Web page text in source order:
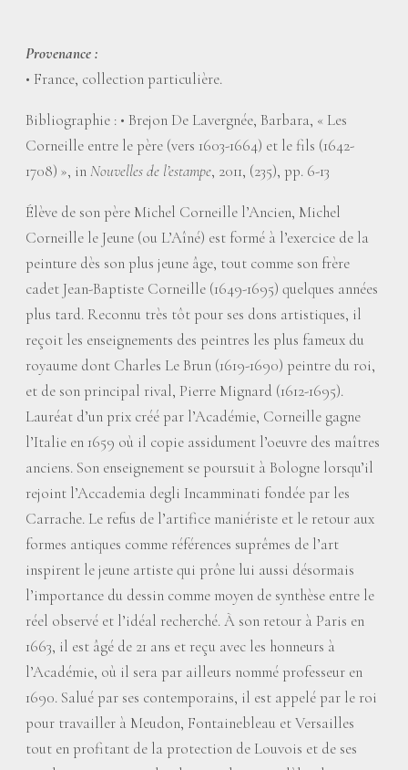
Provenance :
• France, collection particulière.
Bibliographie : • Brejon De Lavergnée, Barbara, « Les
Corneille entre le père (vers 1603-1664) et le fils (1642-
1708) », inNouvelles de l’estampe, 2011, (235), pp. 6-13
Élève de son père Michel Corneille l’Ancien, Michel
Corneille le Jeune (ou L’Aîné) est formé à l’exercice de la
peinture dès son plus jeune âge, tout comme son frère
cadet Jean-Baptiste Corneille (1649-1695) quelques années
plus tard. Reconnu très tôt pour ses dons artistiques, il
reçoit les enseignements des peintres les plus fameux du
royaume dont Charles Le Brun (1619-1690) peintre du roi,
et de son principal rival, Pierre Mignard (1612-1695).
Lauréat d’un prix créé par l’Académie, Corneille gagne
l’Italie en 1659 où il copie assidument l’oeuvre des maîtres
anciens. Son enseignement se poursuit à Bologne lorsqu’il
rejoint l’Accademia degli Incamminati fondée par les
Carrache. Le refus de l’artifice maniériste et le retour aux
formes antiques comme références suprêmes de l’art
inspirent le jeune artiste qui prône lui aussi désormais
l’importance du dessin comme moyen de synthèse entre le
réel observé et l’idéal recherché. À son retour à Paris en
1663, il est âgé de 21 ans et reçu avec les honneurs à
l’Académie, où il sera par ailleurs nommé professeur en
1690. Salué par ses contemporains, il est appelé par le roi
pour travailler à Meudon, Fontainebleau et Versailles
tout en profitant de la protection de Louvois et de ses